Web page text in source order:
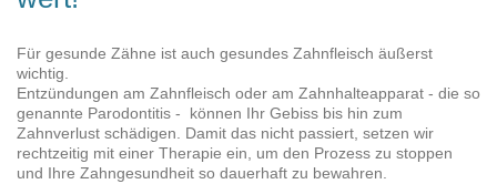
Für gesunde Zähne ist auch gesundes Zahnfleisch äußerst
wichtig.
Entzündungen am Zahnfleisch oder am Zahnhalteapparat - die so
genannte Parodontitis - können Ihr Gebiss bis hin zum
Zahnverlust schädigen. Damit das nicht passiert, setzen wir
rechtzeitig mit einer Therapie ein, um den Prozess zu stoppen
und Ihre Zahngesundheit so dauerhaft zu bewahren.